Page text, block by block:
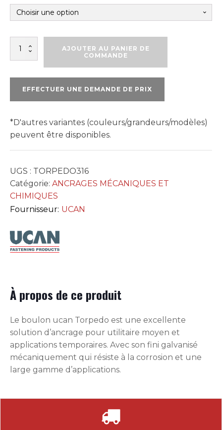
quantité
AJOUTER AU PANIER DE
COMMANDE
EFFECTUER UNE DEMANDE DE PRIX
*D'autres variantes (couleurs/grandeurs/modèles)
peuvent être disponibles.
UGS : TORPEDO316
Catégorie: ANCRAGES MÉCANIQUES ET
CHIMIQUES
Fournisseur: UCAN
À propos de ce produit
Le boulon ucan Torpedo est une excellente
solution d’ancrage pour utilitaire moyen et
applications temporaires. Avec son fini galvanisé
mécaniquement qui résiste à la corrosion et une
large gamme d’applications.